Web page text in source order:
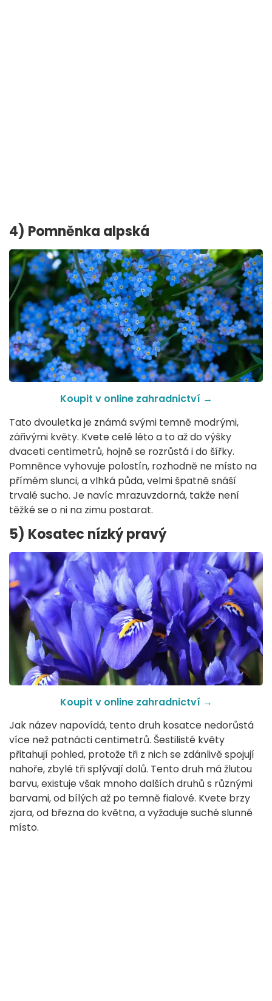
4) Pomněnka alpská
Koupit v online zahradnictví →
Tato dvouletka je známá svými temně modrými,
zářivými květy. Kvete celé léto a to až do výšky
dvaceti centimetrů, hojně se rozrůstá i do šířky.
Pomněnce vyhovuje polostín, rozhodně ne místo na
přímém slunci, a vlhká půda, velmi špatně snáší
trvalé sucho. Je navíc mrazuvzdorná, takže není
těžké se o ni na zimu postarat.
5) Kosatec nízký pravý
Koupit v online zahradnictví →
Jak název napovídá, tento druh kosatce nedorůstá
více než patnácti centimetrů. Šestilisté květy
přitahují pohled, protože tři z nich se zdánlivě spojují
nahoře, zbylé tři splývají dolů. Tento druh má žlutou
barvu, existuje však mnoho dalších druhů s různými
barvami, od bílých až po temně fialové. Kvete brzy
zjara, od března do května, a vyžaduje suché slunné
místo.